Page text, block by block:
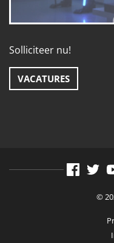
Solliciteer nu!
VACATURES
©